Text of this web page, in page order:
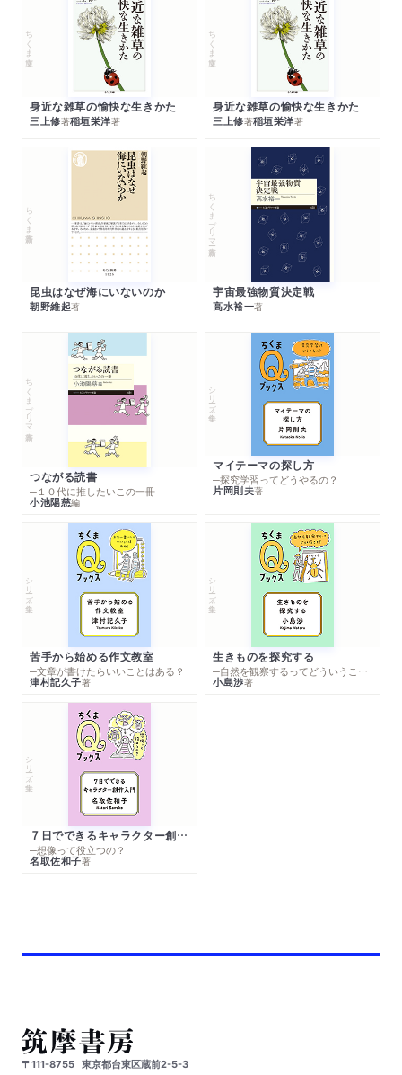
ちくま文庫
身近な雑草の愉快な生きかた
三上修著稲垣栄洋著
ちくま文庫
身近な雑草の愉快な生きかた
三上修著稲垣栄洋著
ちくま新書
昆虫はなぜ海にいないのか
朝野維起著
ちくまプリマー新書
宇宙最強物質決定戦
高水裕一著
ちくまプリマー新書
つながる読書
─１０代に推したいこの一冊
小池陽慈編
シリーズ・全集
マイテーマの探し方
─探究学習ってどうやるの？
片岡則夫著
シリーズ・全集
苦手から始める作文教室
─文章が書けたらいいことはある？
津村記久子著
シリーズ・全集
生きものを探究する
─自然を観察するってどういうこと？
小島渉著
シリーズ・全集
７日でできるキャラクター創作入門
─想像って役立つの？
名取佐和子著
〒111-8755 東京都台東区蔵前2-5-3